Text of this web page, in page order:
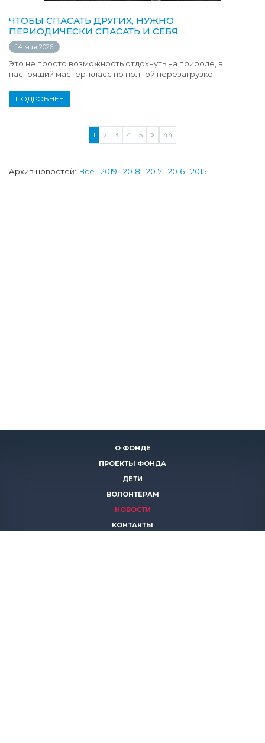
ЧТОБЫ СПАСАТЬ ДРУГИХ, НУЖНО
ПЕРИОДИЧЕСКИ СПАСАТЬ И СЕБЯ
14 мая 2026
Это не просто возможность отдохнуть на природе, а
настоящий мастер-класс по полной перезагрузке.
ПОДРОБНЕЕ
1 2 3 4 5 ... 44
Архив новостей: Все 2019 2018 2017 2016 2015
О ФОНДЕ
ПРОЕКТЫ ФОНДА
ДЕТИ
ВОЛОНТЁРАМ
НОВОСТИ
КОНТАКТЫ